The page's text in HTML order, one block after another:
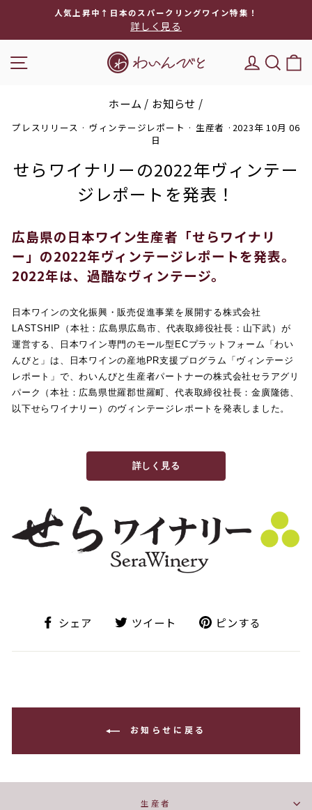
ス
イ
ョ
ー
止
上昇中↑日本のスパークリングワイン特集！
キー
ホーム / お知らせ /
プレスリリース · ヴィンテージレポート · 生産者 · 2023年 10月 06
日
せらワイナリーの2022年ヴィンテー
ジレポートを発表！
広島県の日本ワイン生産者「せらワイナリ
ー」の2022年ヴィンテージレポートを発表。
2022年は、過酷なヴィンテージ。
日本ワインの文化振興・販売促進事業を展開する株式会社
LASTSHIP（本社：広島県広島市、代表取締役社長：山下武）が
運営する、日本ワイン専門のモール型ECプラットフォーム「わい
んびと」は、日本ワインの産地PR支援プログラム「ヴィンテージ
レポート」で、わいんびと生産者パートナーの株式会社セラアグリ
パーク（本社：広島県世羅郡世羅町、代表取締役社長：金廣隆徳、
以下せらワイナリー）のヴィンテージレポートを発表しました。
詳しく見る
シェア
ア
ツイート
ー
ピンする
す
お知らせに戻る
生産者